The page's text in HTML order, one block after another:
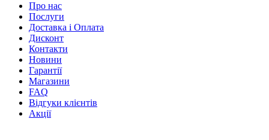
Про нас
Послуги
Доставка і Оплата
Дисконт
Контакти
Новини
Гарантії
Магазини
FAQ
Відгуки клієнтів
Акції